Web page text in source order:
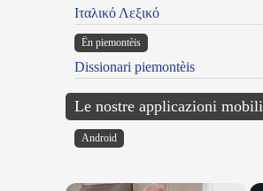
Ιταλικό Λεξικό
Ën piemontèis
Dissionari piemontèis
Le nostre applicazioni mobili
Android